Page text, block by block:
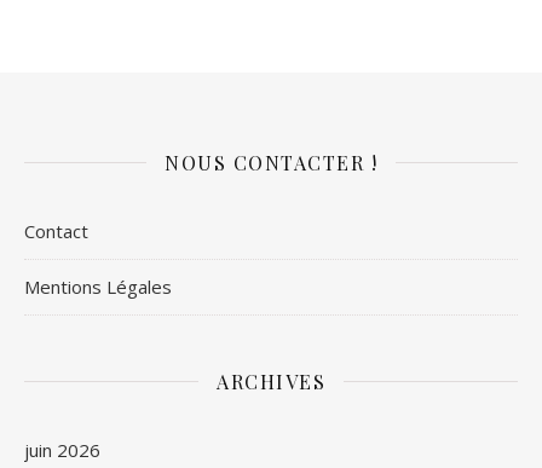
NOUS CONTACTER !
Contact
Mentions Légales
ARCHIVES
juin 2026